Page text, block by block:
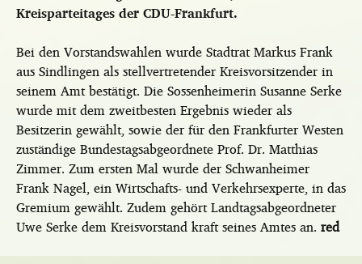
Kreisparteitages der CDU-Frankfurt.
Bei den Vorstandswahlen wurde Stadtrat Markus Frank
aus Sindlingen als stellvertretender Kreisvorsitzender in
seinem Amt bestätigt. Die Sossenheimerin Susanne Serke
wurde mit dem zweitbesten Ergebnis wieder als
Besitzerin gewählt, sowie der für den Frankfurter Westen
zuständige Bundestagsabgeordnete Prof. Dr. Matthias
Zimmer. Zum ersten Mal wurde der Schwanheimer
Frank Nagel, ein Wirtschafts- und Verkehrsexperte, in das
Gremium gewählt. Zudem gehört Landtagsabgeordneter
Uwe Serke dem Kreisvorstand kraft seines Amtes an. red